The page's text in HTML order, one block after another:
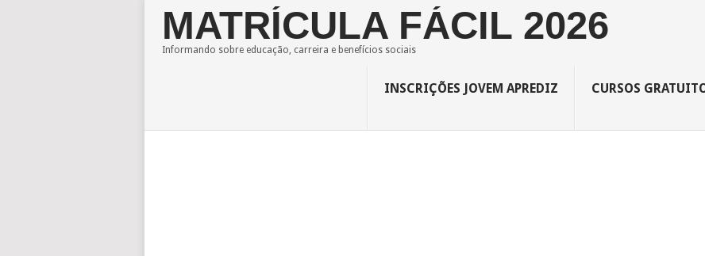
MATRÍCULA FÁCIL 2026
Informando sobre educação, carreira e benefícios sociais
INSCRIÇÕES JOVEM APREDIZ CURSOS